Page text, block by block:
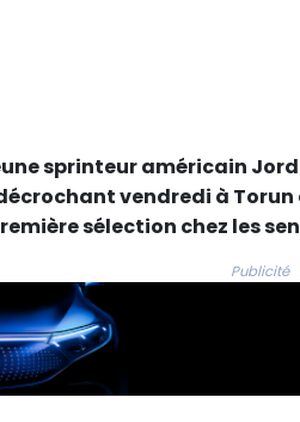
sprinteur américain
vendredi à Torun
sélection chez les
Publicité